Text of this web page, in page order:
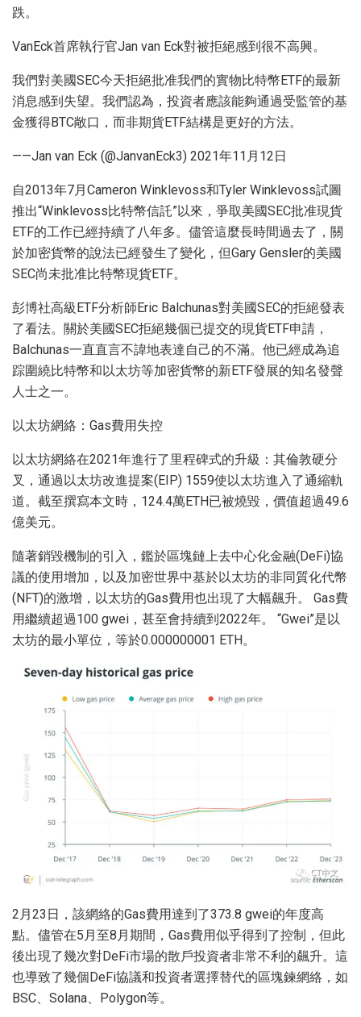
跌。
VanEck首席執行官Jan van Eck對被拒絕感到很不高興。
我們對美國SEC今天拒絕批准我們的實物比特幣ETF的最新
消息感到失望。我們認為，投資者應該能夠通過受監管的基
金獲得BTC敞口，而非期貨ETF結構是更好的方法。
——Jan van Eck (@JanvanEck3) 2021年11月12日
自2013年7月Cameron Winklevoss和Tyler Winklevoss試圖
推出“Winklevoss比特幣信託”以來，爭取美國SEC批准現貨
ETF的工作已經持續了八年多。儘管這麼長時間過去了，關
於加密貨幣的說法已經發生了變化，但Gary Gensler的美國
SEC尚未批准比特幣現貨ETF。
彭博社高級ETF分析師Eric Balchunas對美國SEC的拒絕發表
了看法。關於美國SEC拒絕幾個已提交的現貨ETF申請，
Balchunas一直直言不諱地表達自己的不滿。他已經成為追
踪圍繞比特幣和以太坊等加密貨幣的新ETF發展的知名發聲
人士之一。
以太坊網絡：Gas費用失控
以太坊網絡在2021年進行了里程碑式的升級：其倫敦硬分
叉，通過以太坊改進提案(EIP) 1559使以太坊進入了通縮軌
道。截至撰寫本文時，124.4萬ETH已被燒毀，價值超過49.6
億美元。
隨著銷毀機制的引入，鑑於區塊鏈上去中心化金融(DeFi)協
議的使用增加，以及加密世界中基於以太坊的非同質化代幣
(NFT)的激增，以太坊的Gas費用也出現了大幅飆升。 Gas費
用繼續超過100 gwei，甚至會持續到2022年。 “Gwei”是以
太坊的最小單位，等於0.000000001 ETH。
2月23日，該網絡的Gas費用達到了373.8 gwei的年度高
點。儘管在5月至8月期間，Gas費用似乎得到了控制，但此
後出現了幾次對DeFi市場的散戶投資者非常不利的飆升。這
也導致了幾個DeFi協議和投資者選擇替代的區塊鍊網絡，如
BSC、Solana、Polygon等。